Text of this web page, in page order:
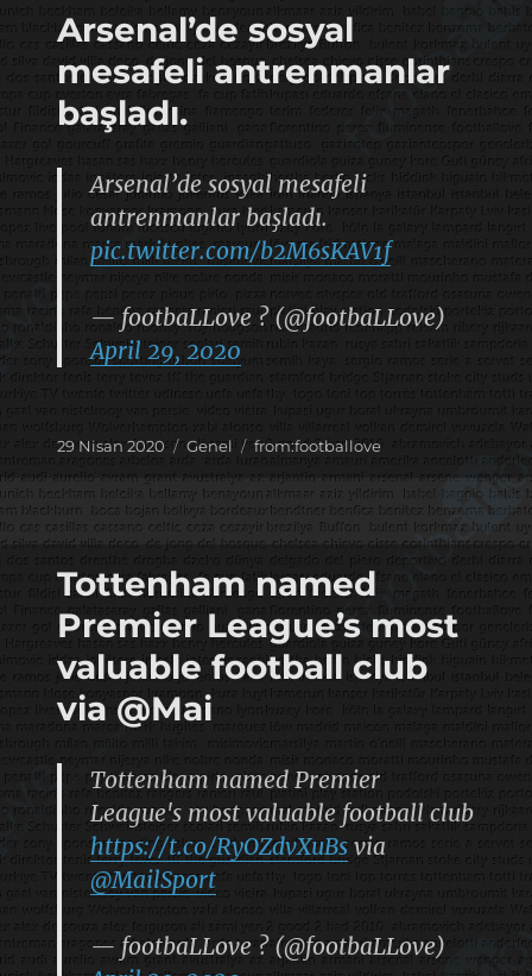
Arsenal’de sosyal
mesafeli antrenmanlar
başladı.
Arsenal’de sosyal mesafeli
antrenmanlar başladı.
pic.twitter.com/b2M6sKAV1f
— footbaLLove ? (@footbaLLove)
April 29, 2020
Yayın
tarihi
29 Nisan 2020 Kategoriler
Genel Etiketler
from:footballove
Tottenham named
Premier League’s most
valuable football club
via @Mai
Tottenham named Premier
League's most valuable football club
https://t.co/RyOZdvXuBsvia
@MailSport
— footbaLLove ? (@footbaLLove)